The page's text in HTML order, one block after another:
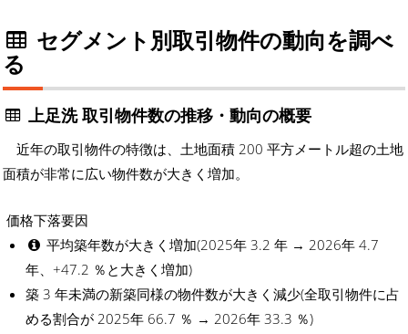
セグメント別取引物件の動向を調べ
る
上足洗 取引物件数の推移・動向の概要
近年の取引物件の特徴は、土地面積 200 平方メートル超の土地
面積が非常に広い物件数が大きく増加。
価格下落要因
平均築年数が大きく増加(2025年 3.2 年 → 2026年 4.7
年、+47.2 ％と大きく増加)
築 3 年未満の新築同様の物件数が大きく減少(全取引物件に占
める割合が 2025年 66.7 ％ → 2026年 33.3 ％)